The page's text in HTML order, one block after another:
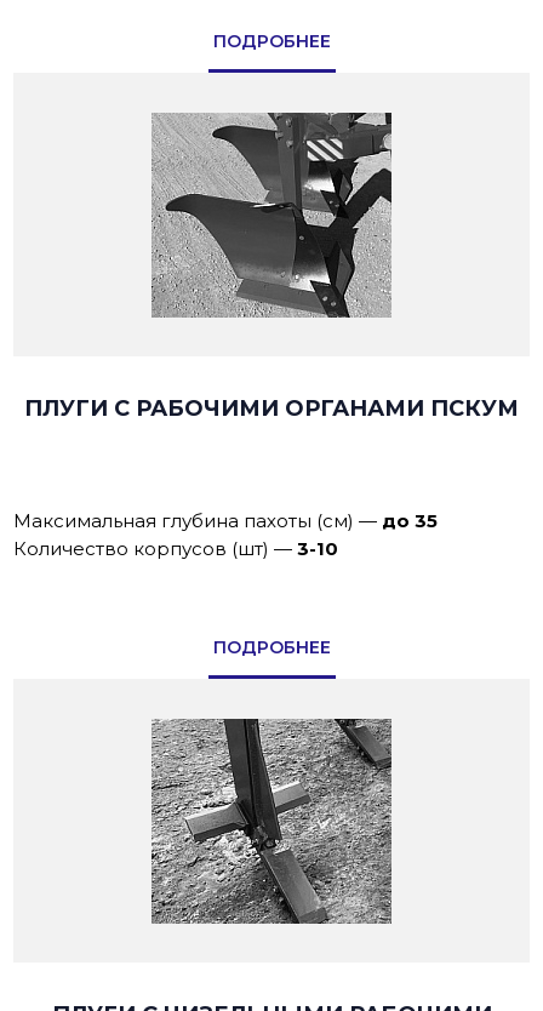
ПОДРОБНЕЕ
ПЛУГИ С РАБОЧИМИ ОРГАНАМИ ПСКУМ
Максимальная глубина пахоты (см) — до 35
Количество корпусов (шт) —3-10
ПОДРОБНЕЕ